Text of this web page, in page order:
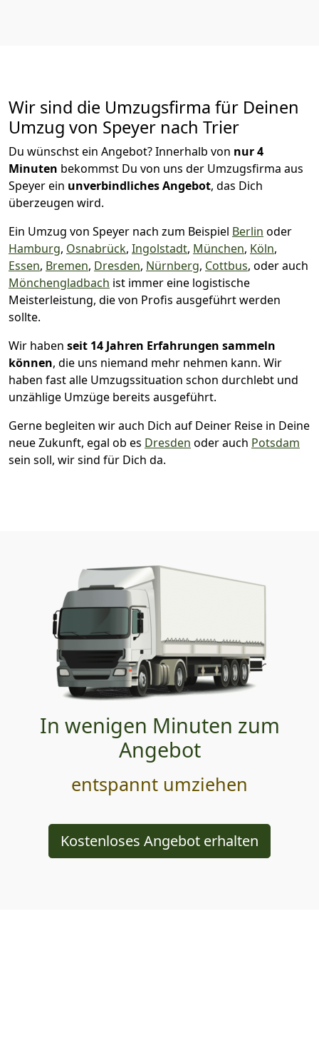
Wir sind die Umzugsfirma für Deinen
Umzug von Speyer nach Trier
Du wünschst ein Angebot? Innerhalb von nur 4
Minuten bekommst Du von uns der Umzugsfirma aus
Speyer ein unverbindliches Angebot, das Dich
überzeugen wird.
Ein Umzug von Speyer nach zum Beispiel Berlin oder
Hamburg, Osnabrück, Ingolstadt, München, Köln,
Essen, Bremen, Dresden, Nürnberg, Cottbus, oder auch
Mönchen­gladbach ist immer eine logistische
Meisterleistung, die von Profis ausgeführt werden
sollte.
Wir haben seit 14 Jahren Erfahrungen sammeln
können, die uns niemand mehr nehmen kann. Wir
haben fast alle Umzugssituation schon durchlebt und
unzählige Umzüge bereits ausgeführt.
Gerne begleiten wir auch Dich auf Deiner Reise in Deine
neue Zukunft, egal ob es Dresden oder auch Potsdam
sein soll, wir sind für Dich da.
In wenigen Minuten zum
Angebot
entspannt umziehen
Kostenloses Angebot erhalten